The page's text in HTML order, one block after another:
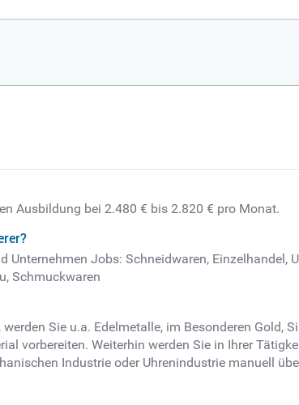
Ausbildung bei 2.480 € bis 2.820 € pro Monat.
Jobs: Schneidwaren, Einzelhandel,
Schmuckwaren
Sie u.a. Edelmetalle, im Besonderen Gold,
vorbereiten. Weiterhin werden Sie in Ihrer
Industrie oder Uhrenindustrie manuell